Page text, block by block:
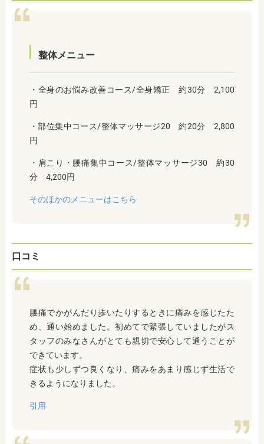
整体メニュー
・全身のお悩み改善コース/全身矯正 約30分 2,100
円
・部位集中コース/整体マッサージ20 約20分 2,800
円
・肩こり・腰痛集中コース/整体マッサージ30 約30
分 4,200円
そのほかのメニューはこちら
口コミ
腰痛でかがんだり歩いたりするときに痛みを感じたた
め、通い始めました。初めてで緊張していましたがス
タッフのみなさんがとても親切で安心して通うことが
できています。
症状も少しずつ良くなり、痛みをあまり感じず生活で
きるようになりました。
引用